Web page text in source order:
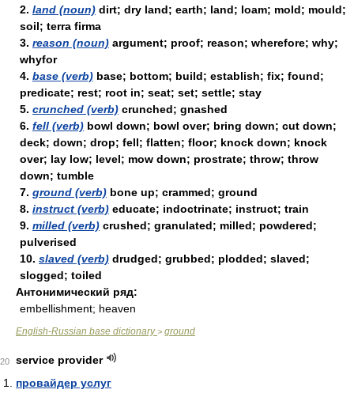
2. land (noun) dirt; dry land; earth; land; loam; mold; mould;
soil; terra firma
3. reason (noun) argument; proof; reason; wherefore; why;
whyfor
4. base (verb) base; bottom; build; establish; fix; found;
predicate; rest; root in; seat; set; settle; stay
5. crunched (verb) crunched; gnashed
6. fell (verb) bowl down; bowl over; bring down; cut down;
deck; down; drop; fell; flatten; floor; knock down; knock
over; lay low; level; mow down; prostrate; throw; throw
down; tumble
7. ground (verb) bone up; crammed; ground
8. instruct (verb) educate; indoctrinate; instruct; train
9. milled (verb) crushed; granulated; milled; powdered;
pulverised
10. slaved (verb) drudged; grubbed; plodded; slaved;
slogged; toiled
Антонимический ряд:
embellishment; heaven
English-Russian base dictionary> ground
20
service provider
провайдер услуг